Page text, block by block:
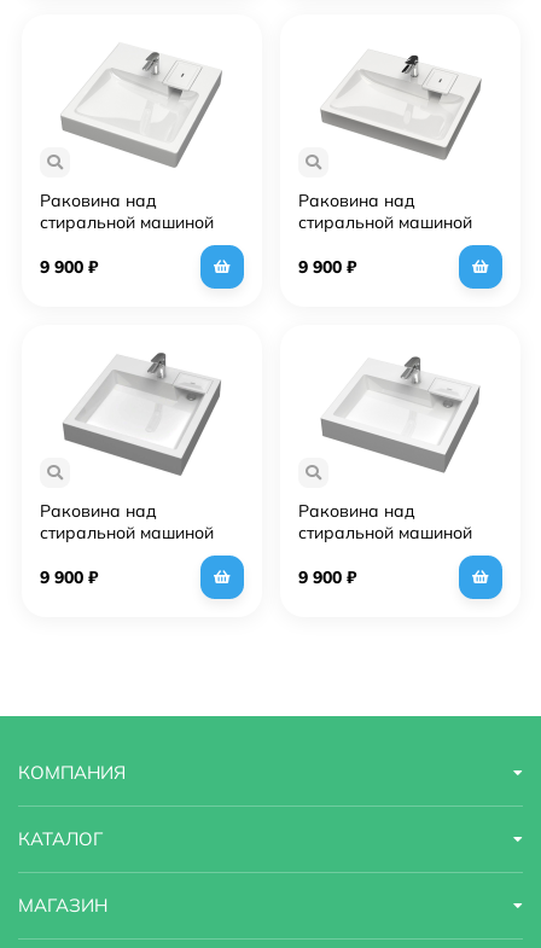
Раковина над
стиральной машиной
SuperSan Севан 50х55
см
9 900 ₽
Раковина над
стиральной машиной
SuperSan Комо 60х50 см
9 900 ₽
Раковина над
стиральной машиной
SuperSan Блед 60х60 см
9 900 ₽
Раковина над
стиральной машиной
SuperSan Каспий 60х50
см
9 900 ₽
КОМПАНИЯ
КАТАЛОГ
МАГАЗИН